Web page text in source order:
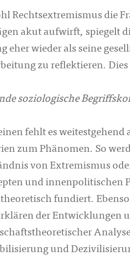
Rechtsextremismus die
akut aufwirft, spiegelt
eher wieder als seine
zu reflektieren.
soziologische
fehlt es
zum Phänomen. So
von Extremismus
und innenpolitischen
fundiert.
der Entwicklungen
und